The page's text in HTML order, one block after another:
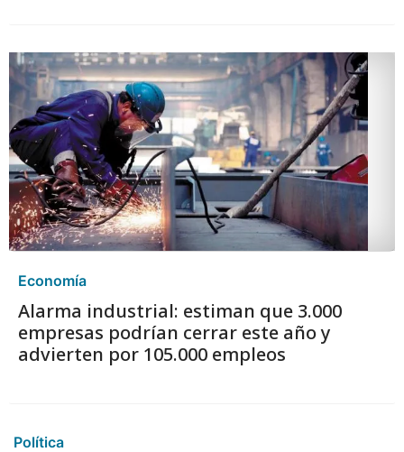
Economía
Alarma industrial: estiman que 3.000
empresas podrían cerrar este año y
advierten por 105.000 empleos
Política